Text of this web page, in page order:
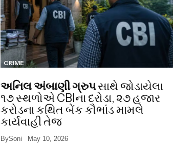
CRIME
અનિલ અંબાણી ગ્રુપસાથે જોડાયેલા
૧૭ સ્થળોએ CBIના દરોડા, ૨૭ હજાર
કરોડના કથિત બેંક કૌભાંડ મામલે
કાર્યવાહી તેજ
BySoni May 10, 2026